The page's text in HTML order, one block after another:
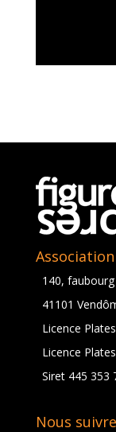
140,
41101
Licence
Licence
Siret 445 353
Nous